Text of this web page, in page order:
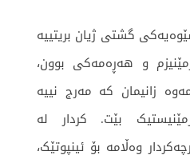
گشتی ژیان بریتییە
و هەڕەمەکی بوون،
زانیمان کە مەرج نییە
بێت. کردار لە
وەڵامە بۆ ئینپوتێک،